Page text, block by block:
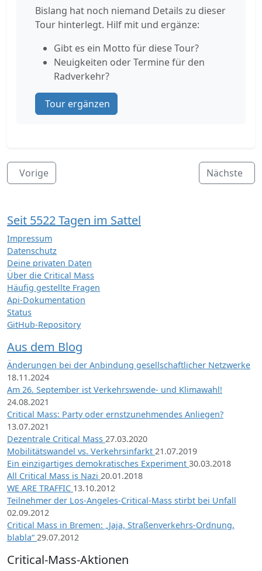
Bislang hat noch niemand Details zu dieser
Tour hinterlegt. Hilf mit und ergänze:
Gibt es ein Motto für diese Tour?
Neuigkeiten oder Termine für den
Radverkehr?
Tour ergänzen
Vorige Nächste
Seit 5522 Tagen im Sattel
Impressum
Datenschutz
Deine privaten Daten
Über die Critical Mass
Häufig gestellte Fragen
Api-Dokumentation
Status
GitHub-Repository
Aus dem Blog
Änderungen bei der Anbindung gesellschaftlicher Netzwerke
18.11.2024
Am 26. September ist Verkehrswende- und Klimawahl!
24.08.2021
Critical Mass: Party oder ernstzunehmendes Anliegen?
13.07.2021
Dezentrale Critical Mass 27.03.2020
Mobilitätswandel vs. Verkehrsinfarkt 21.07.2019
Ein einzigartiges demokratisches Experiment 30.03.2018
All Critical Mass is Nazi 20.01.2018
WE ARE TRAFFIC 13.10.2012
Teilnehmer der Los-Angeles-Critical-Mass stirbt bei Unfall
02.09.2012
Critical Mass in Bremen: „Jaja, Straßenverkehrs-Ordnung,
blabla“ 29.07.2012
Critical-Mass-Aktionen